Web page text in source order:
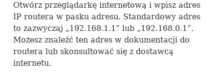
Otwórz przeglądarkę internetową i wpisz adres
IP routera w pasku adresu. Standardowy adres
to zazwyczaj „192.168.1.1” lub „192.168.0.1”.
Możesz znaleźć ten adres w dokumentacji do
routera lub skonsultować się z dostawcą
internetu.